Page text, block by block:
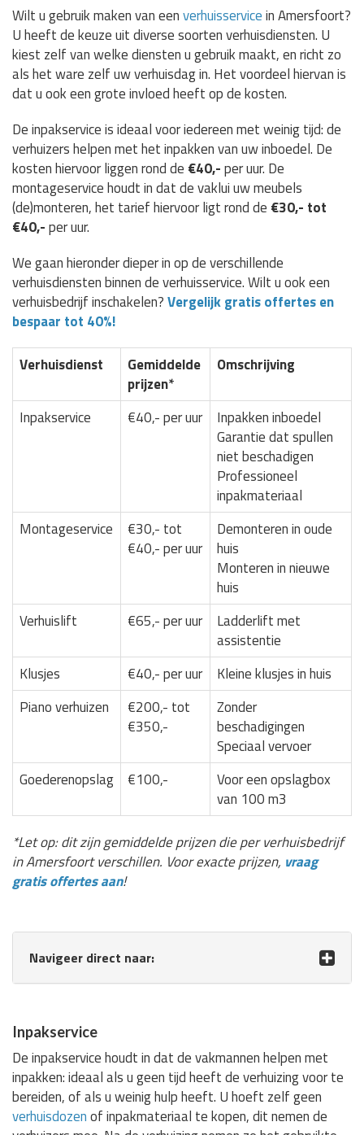
Wilt u gebruik maken van eenverhuisservicein Amersfoort?
U heeft de keuze uit diverse soorten verhuisdiensten. U
kiest zelf van welke diensten u gebruik maakt, en richt zo
als het ware zelf uw verhuisdag in. Het voordeel hiervan is
dat u ook een grote invloed heeft op de kosten.
De inpakservice is ideaal voor iedereen met weinig tijd: de
verhuizers helpen met het inpakken van uw inboedel. De
kosten hiervoor liggen rond de €40,-per uur. De
montageservice houdt in dat de vaklui uw meubels
(de)monteren, het tarief hiervoor ligt rond de €30,- tot
€40,-per uur.
We gaan hieronder dieper in op de verschillende
verhuisdiensten binnen de verhuisservice. Wilt u ook een
verhuisbedrijf inschakelen?Vergelijk gratis offertes en
bespaar tot 40%!
Verhuisdienst
Gemiddelde
prijzen*
Omschrijving
Inpakservice €40,- per uur
Inpakken inboedel
Garantie dat spullen
niet beschadigen
Professioneel
inpakmateriaal
Montageservice
€30,- tot
€40,- per uur
Demonteren in oude
huis
Monteren in nieuwe
huis
Verhuislift
€65,- per uur
Ladderlift met
assistentie
Klusjes
€40,- per uur
Kleine klusjes in huis
Piano verhuizen
€200,- tot
€350,-
Zonder
beschadigingen
Speciaal vervoer
Goederenopslag
€100,-
Voor een opslagbox
van 100 m3
*Let op: dit zijn gemiddelde prijzen die per verhuisbedrijf
in Amersfoort verschillen. Voor exacte prijzen, vraag
gratis offertes aan!
Navigeer direct naar:
Inpakservice
De inpakservice houdt in dat de vakmannen helpen met
inpakken: ideaal als u geen tijd heeft de verhuizing voor te
bereiden, of als u weinig hulp heeft. U hoeft zelf geen
verhuisdozenof inpakmateriaal te kopen, dit nemen de